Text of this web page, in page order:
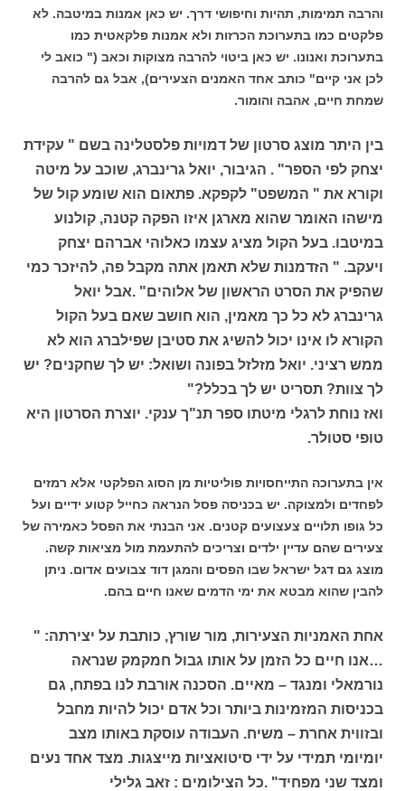
והרבה תמימות, תהיות וחיפושי דרך. יש כאן אמנות במיטבה. לא
פלקטים כמו בתערוכת הכרזות ולא אמנות פלקאטית כמו
בתערוכת ואנונו. יש כאן ביטוי להרבה מצוקות וכאב (" כואב לי
לכן אני קיים" כותב אחד האמנים הצעירים), אבל גם להרבה
שמחת חיים, אהבה והומור.
בין היתר מוצג סרטון של דמויות פלסטלינה בשם " עקידת
יצחק לפי הספר" . הגיבור, יואל גרינברג, שוכב על מיטה
וקורא את " המשפט" לקפקא. פתאום הוא שומע קול של
מישהו האומר שהוא מארגן איזו הפקה קטנה, קולנוע
במיטבו. בעל הקול מציג עצמו כאלוהי אברהם יצחק
ויעקב. " הזדמנות שלא תאמן אתה מקבל פה, להיזכר כמי
שהפיק את הסרט הראשון של אלוהים" .אבל יואל
גרינברג לא כל כך מאמין, הוא חושב שאם בעל הקול
הקורא לו אינו יכול להשיג את סטיבן שפילברג הוא לא
ממש רציני. יואל מזלזל בפונה ושואל: יש לך שחקנים? יש
לך צוות? תסריט יש לך בכלל?"
ואז נוחת לרגלי מיטתו ספר תנ"ך ענקי. יוצרת הסרטון היא
טופי סטולר.
אין בתערוכה התייחסויות פוליטיות מן הסוג הפלקטי אלא רמזים
לפחדים ולמצוקה. יש בכניסה פסל הנראה כחייל קטוע ידיים ועל
כל גופו תלויים צעצועים קטנים. אני הבנתי את הפסל כאמירה של
צעירים שהם עדיין ילדים וצריכים להתעמת מול מציאות קשה.
מוצג גם דגל ישראל שבו הפסים והמגן דוד צבועים אדום. ניתן
להבין שהוא מבטא את ימי הדמים שאנו חיים בהם.
אחת האמניות הצעירות, מור שורץ, כותבת על יצירתה: "
…אנו חיים כל הזמן על אותו גבול חמקמק שנראה
נורמאלי ומנגד – מאיים. הסכנה אורבת לנו בפתח, גם
בכניסות המזמינות ביותר וכל אדם יכול להיות מחבל
ובזווית אחרת – משיח. העבודה עוסקת באותו מצב
יומיומי תמידי על ידי סיטואציות מייצגות. מצד אחד נעים
ומצד שני מפחיד" .כל הצילומים : זאב גלילי